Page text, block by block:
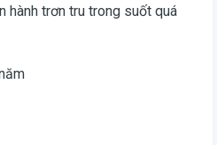
hành trơn tru trong suốt quá